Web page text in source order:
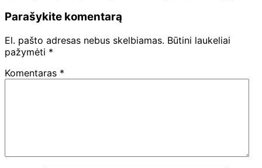
Parašykite komentarą
El. pašto adresas nebus skelbiamas. Būtini laukeliai
pažymėti *
Komentaras *